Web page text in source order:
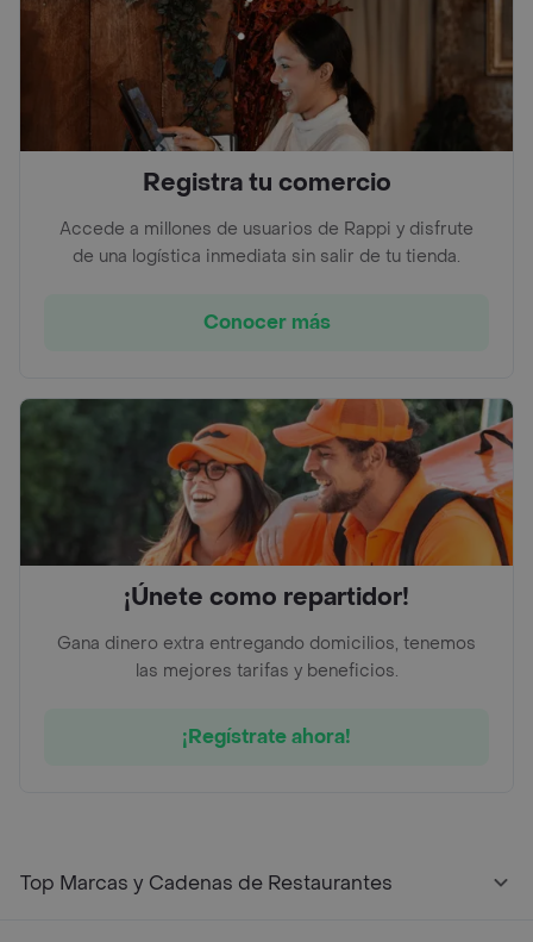
Registra tu comercio
Accede a millones de usuarios de Rappi y disfrute
de una logística inmediata sin salir de tu tienda.
Conocer más
¡Únete como repartidor!
Gana dinero extra entregando domicilios, tenemos
las mejores tarifas y beneficios.
¡Regístrate ahora!
Top Marcas y Cadenas de Restaurantes